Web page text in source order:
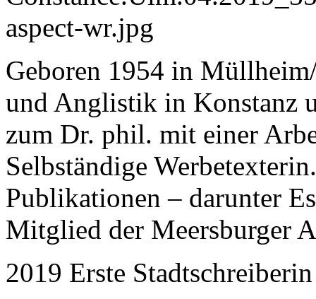
Geboren 1954 in
und Anglistik in Konstanz
zum Dr. phil. mit einer
Selbständige
Publikationen – darunter
Mitglied der Meersburger
2019 Erste